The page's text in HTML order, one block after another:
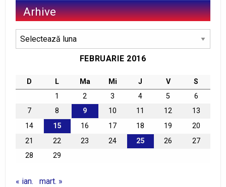
Arhive
Arhive
FEBRUARIE 2016
D L Ma Mi J V
S
1
2 3 4 5
6
7
8 9 10 11 12
13
14
15 16 17 18 19
20
21
22 23 24 25 26
27
28
29
« ian. mart. »